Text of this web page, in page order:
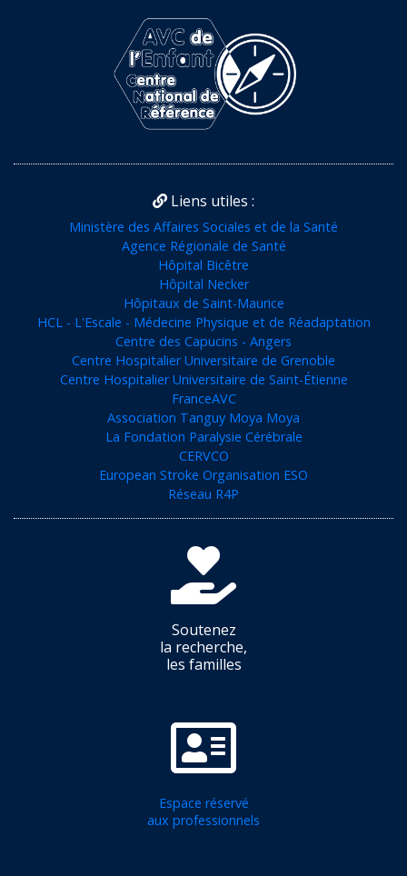
Liens utiles :
Ministère des Affaires Sociales et de la Santé
Agence Régionale de Santé
Hôpital Bicêtre
Hôpital Necker
Hôpitaux de Saint-Maurice
HCL - L'Escale - Médecine Physique et de Réadaptation
Centre des Capucins - Angers
Centre Hospitalier Universitaire de Grenoble
Centre Hospitalier Universitaire de Saint-Étienne
FranceAVC
Association Tanguy Moya Moya
La Fondation Paralysie Cérébrale
CERVCO
European Stroke Organisation ESO
Réseau R4P
Soutenez
la recherche,
les familles
Espace réservé
aux professionnels